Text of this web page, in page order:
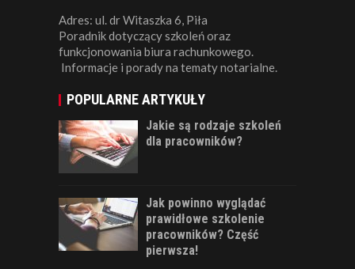
Adres: ul. dr Witaszka 6, Piła
Poradnik dotyczący szkoleń oraz
funkcjonowania biura rachunkowego.
Informacje i porady na tematy notarialne.
POPULARNE ARTYKUŁY
Jakie są rodzaje szkoleń
dla pracowników?
Jak powinno wyglądać
prawidłowe szkolenie
pracowników? Część
pierwsza!